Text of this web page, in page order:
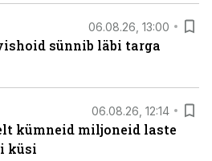
06.08.26, 13:00
sünnib läbi targa
06.08.26, 12:14
kümneid miljoneid laste
küsi